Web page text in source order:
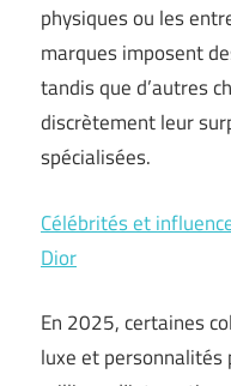
physiques ou les
marques imposent
tandis que d’autres
discrètement leur
spécialisées.
Célébrités et
Dior
En 2025, certaines
luxe et